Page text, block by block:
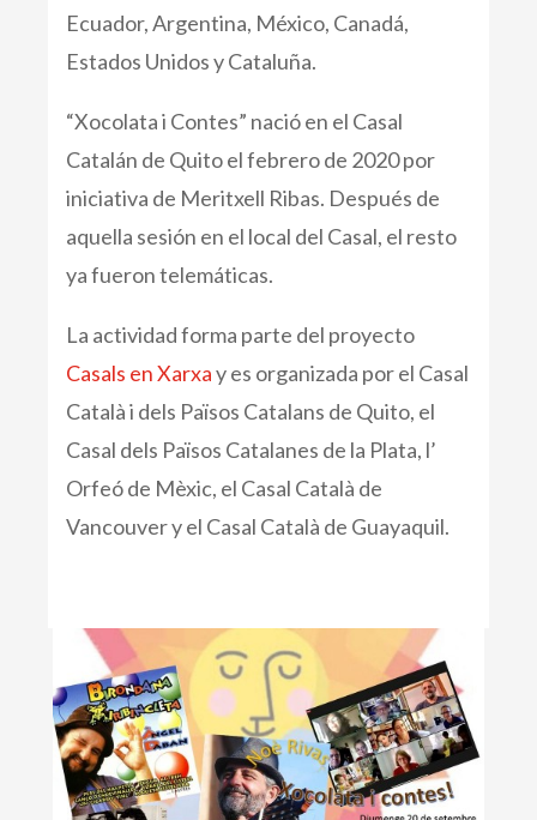
Ecuador, Argentina, México, Canadá,
Estados Unidos y Cataluña.
“Xocolata i Contes” nació en el Casal
Catalán de Quito el febrero de 2020 por
iniciativa de Meritxell Ribas. Después de
aquella sesión en el local del Casal, el resto
ya fueron telemáticas.
La actividad forma parte del proyecto
Casals en Xarxay es organizada por el Casal
Català i dels Països Catalans de Quito, el
Casal dels Països Catalanes de la Plata, l’
Orfeó de Mèxic, el Casal Català de
Vancouver y el Casal Català de Guayaquil.